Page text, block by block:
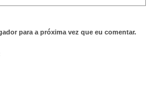
para a próxima vez que eu comentar.